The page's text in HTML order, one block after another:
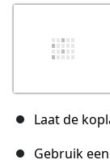
Laat de
Gebruik